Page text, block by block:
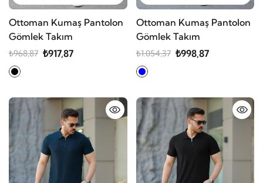
Ottoman Kumaş Pantolon
Gömlek Takım
₺968,87 ₺917,87
Ottoman Kumaş Pantolon
Gömlek Takım
₺1.054,37 ₺998,87